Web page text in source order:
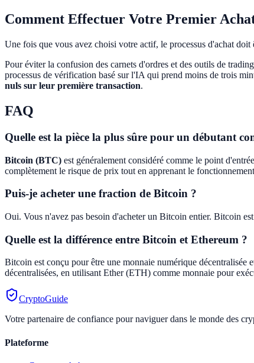
Comment Effectuer Votre Premier
Une fois que vous avez choisi votre actif, le processus d'achat
Pour éviter la confusion des carnets d'ordres et des outils de
processus de vérification basé sur l'IA qui prend moins de trois
nuls sur leur première transaction.
FAQ
Quelle est la pièce la plus sûre pour un débutant
Bitcoin (BTC) est généralement considéré comme le point
complètement le risque de prix tout en apprenant le
Puis-je acheter une fraction de Bitcoin ?
Oui. Vous n'avez pas besoin d'acheter un Bitcoin entier. Bitcoin
Quelle est la différence entre Bitcoin et Ethereum ?
Bitcoin est conçu pour être une monnaie numérique décentralisée
décentralisées, en utilisant Ether (ETH) comme monnaie pour
CryptoGuide
Votre partenaire de confiance pour naviguer dans le monde des
Plateforme